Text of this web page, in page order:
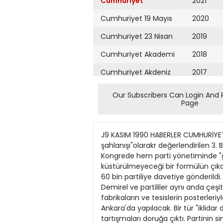
Cumhuriyet 19 Mayıs
Cumhuriyet 23 Nisan
Cumhuriyet Akademi
Cumhuriyet Akdeniz
Cumhuriyet Alışveriş
Cumhuriyet Ankara
Cumhuriyet Büyük
Taaruz
Cumhuriyet
Cumartesi
Cumhuriyet Çevre
2020
2019
2018
2017
2016
2015
2013
2012
2011
2010
2009
Our Subscribers Can Login And
Page
J9 KASIM 1990 HABERLER CUMHURİYET/11 DYP'DE BUYUK KONGREYE DOGRU 'Kırat'a gençlik aşısıDYP'nin simgesi olan kıratın "iktidara doğru şahlanışı"olarakr değerlendirilen 3. Büyük Kongre öncesinde "gençleşme", 'yenileşme", "vitrin değişikliği" tartışmaları doruğa çıktı. Kongrede hem parti yönetiminde "gençler"e yer verilerek bir "vitrin değişikliği"ni sağlayacak hem de partiye emeği geçen"eski" lerin küstürülmeyeceği bir formülün çıkacağı görüşü ağır basıyor. 24-25 kasım tarihlerinde yapılacak kongrenin "olay" olmasır amaçlanıyor. 60 bin partiliye davetiye gönderildi. Salonun dışınar dev ekran yerleştirilerek içeri giremeyenlerin de kongreyi izlemesi sağlanacak. Demirel ve partililer aynı anda çeşitli noktalardan büyük konvoylarla salona gelecek. Salon Demirel'in başbakanlığı döneminde yapılan fabrikaların ve tesislerin posterleriyle donanacak. AVde Tsa| lç Politika Servisi — DYP'nin 3. büyük kongresi 24-25 kasım tarihlerinde Ankara'da yapılacak. Bir tür "iklidar dönemeci" olarak değerlendirilen büyük kongre öncesi partide "yenileşme" ve "vitrin değişikliği" tartışmaları doruğa çıktı. Partinin simgesi olan şaha kalkmış kır atın "iktidar yolunda da şaha kaikması için kadrolann gençleşmesi gerektigini" savunanlarla. "gençleşme, yenileşme, derken parti böliınmesin" diyenler, "gençleşme adı altında partiye bunca emeği geçmiş dene>imli kişiler kustürülmesin"i savunanlar kozlannı kongrede paylaşacak. Eski Genel Başkan Hüsamettin Cindoruk tarafından ilk kez yüksek sesle söylenen, ancak başlangıçta genel merkezce pek hoş bakılmayan "yeni çizgi-yenileşme" görüşü zamanla tabanda destek gördü. Hatta Genel Başkan Süleyman Demirel'in de son bir yılda örgüt toplantılannda dıle getirdiği kimi görüşler partililerce "GİK'te gençleşme olacak" şeklinde yorumlanmıştı. Demirel'in özellikle ekonomi konusunda yaptıkları yorumlarla dikkat çeken Cem Boyner, Tansu Çiller gibi "genç'Merle sürdürdüğu göruşmeler "partideki gençleşmeye sıcak bakıldığının" işareti olarak algılandı. Kongrede parti yönetim kadrolarında hem tabanın isteği doğrultusunda "gençleşme" yani "vitrin değişikliği" yapılacağı hem de partiye emeği geçen "eski"lerin küstürülmeyeceği bir formülün çıkacağı görüşü ağır basıyor. Bu arada TOBB eski Başkanı Ersin Faralyalı'nın DYP'ye katılması kongre öncesinin en hareketli gelişmesi olurken Demirel'in Tansu Çiller, Cem Boyner, CTayyar Sadıklar, Rona Yırcalı, Doğan Kasaroğlu, Sezar Aygen, Sümer Oral, Tunç Bilget'le de görüştüğü, ancak kimin partiye katılacağının ve yönetimde görev alacağının da